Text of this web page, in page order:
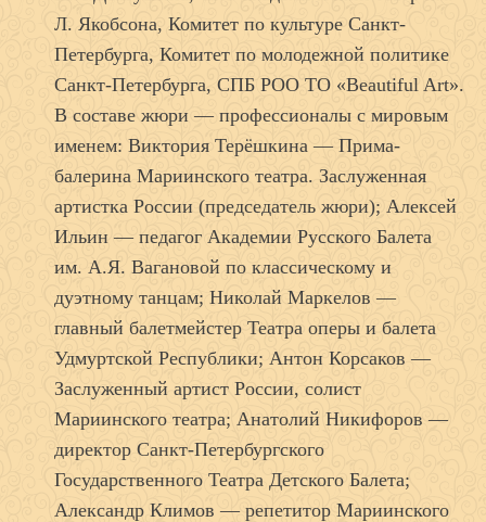
Л. Якобсона, Комитет по культуре Санкт-
Петербурга, Комитет по молодежной политике
Санкт-Петербурга, СПБ РОО ТО «Beautiful Art».
В составе жюри — профессионалы с мировым
именем: Виктория Терёшкина — Прима-
балерина Мариинского театра. Заслуженная
артистка России (председатель жюри); Алексей
Ильин — педагог Академии Русского Балета
им. А.Я. Вагановой по классическому и
дуэтному танцам; Николай Маркелов —
главный балетмейстер Театра оперы и балета
Удмуртской Республики; Антон Корсаков —
Заслуженный артист России, солист
Мариинского театра; Анатолий Никифоров —
директор Санкт-Петербургского
Государственного Театра Детского Балета;
Александр Климов — репетитор Мариинского